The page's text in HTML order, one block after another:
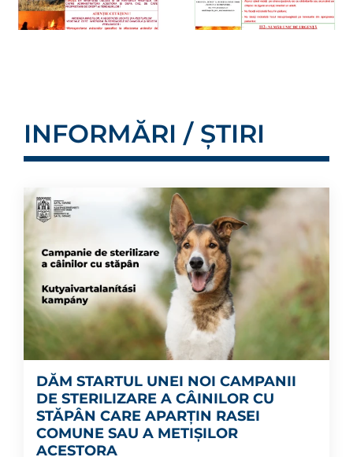
INFORMĂRI / ȘTIRI
DĂM STARTUL UNEI NOI CAMPANII
DE STERILIZARE A CÂINILOR CU
STĂPÂN CARE APARȚIN RASEI
COMUNE SAU A METIȘILOR
ACESTORA